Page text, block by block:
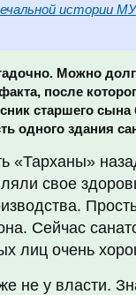
истории
Можно
после
старшего
одного здания
«Тарханы»
свое
Сейчас
лиц очень
не у власти.